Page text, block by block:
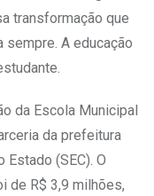
transformação que
A educação
da Escola Municipal
da prefeitura
Estado (SEC). O
de R$ 3,9 milhões,